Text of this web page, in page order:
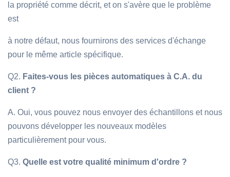
la propriété comme décrit, et on s'avère que le problème
est
à notre défaut, nous fournirons des services d'échange
pour le même article spécifique.
Q2. Faites-vous les pièces automatiques à C.A. du
client ?
A. Oui, vous pouvez nous envoyer des échantillons et nous
pouvons développer les nouveaux modèles
particulièrement pour vous.
Q3. Quelle est votre qualité minimum d'ordre ?